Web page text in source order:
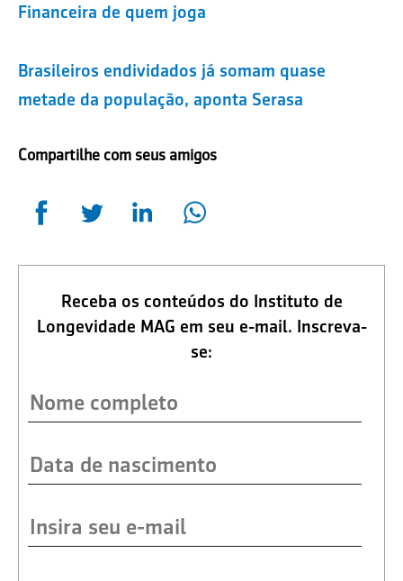
Financeira de quem joga
Brasileiros endividados já somam quase
metade da população, aponta Serasa
Compartilhe com seus amigos
Receba os conteúdos do Instituto de
Longevidade MAG em seu e-mail. Inscreva-
se: